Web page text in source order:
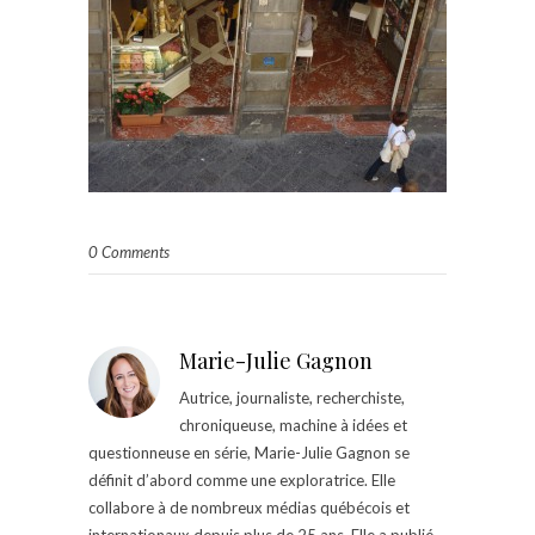
0 Comments
Marie-Julie Gagnon
Autrice, journaliste, recherchiste,
chroniqueuse, machine à idées et
questionneuse en série, Marie-Julie Gagnon se
définit d’abord comme une exploratrice. Elle
collabore à de nombreux médias québécois et